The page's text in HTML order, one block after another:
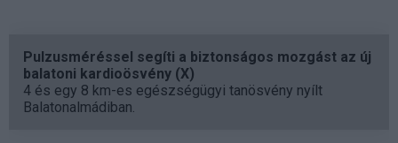
Pulzusméréssel segíti a biztonságos mozgást az új
balatoni kardioösvény (X)
4 és egy 8 km-es egészségügyi tanösvény nyílt
Balatonalmádiban.